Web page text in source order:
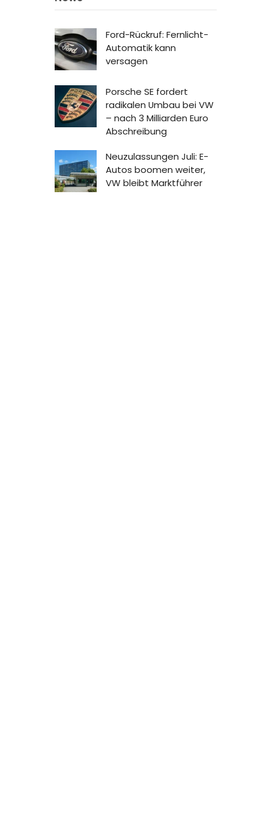
Ford-Rückruf: Fernlicht-
Automatik kann
versagen
Porsche SE fordert
radikalen Umbau bei VW
– nach 3 Milliarden Euro
Abschreibung
Neuzulassungen Juli: E-
Autos boomen weiter,
VW bleibt Marktführer